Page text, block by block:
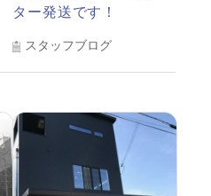
ター発送です！
スタッフブログ